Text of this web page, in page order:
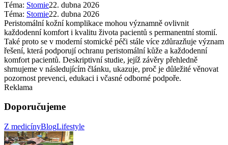
Téma: Stomie22. dubna 2026
Téma: Stomie22. dubna 2026
Peristomální kožní komplikace mohou významně ovlivnit
každodenní komfort i kvalitu života pacientů s permanentní stomií.
Také proto se v moderní stomické péči stále více zdůrazňuje význam
řešení, která podporují ochranu peristomální kůže a každodenní
komfort pacientů. Deskriptivní studie, jejíž závěry přehledně
shrnujeme v následujícím článku, ukazuje, proč je důležité věnovat
pozornost prevenci, edukaci i včasné odborné podpoře.
Reklama
Doporučujeme
Z medicínyBlogLifestyle